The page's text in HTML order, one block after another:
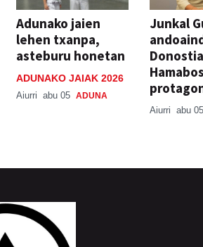
Adunako jaien
lehen txanpa,
asteburu honetan
ADUNAKO JAIAK 2026
Aiurri abu 05 ADUNA
Junkal
Aiurri abu 05